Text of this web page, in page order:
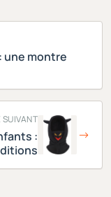
une montre
: